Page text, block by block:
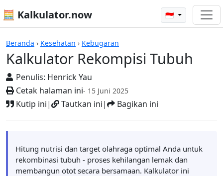
🧮 Kalkulator.now 🇮🇩
Beranda › Kesehatan › Kebugaran
Kalkulator Rekompisi Tubuh
Penulis: Henrick Yau
Cetak halaman ini- 15 Juni 2025
Kutip ini| Tautkan ini| Bagikan ini
Kalkulator-kalkulator
Hitung nutrisi dan target olahraga optimal Anda untuk
rekombinasi tubuh - proses kehilangan lemak dan
membangun otot secara bersamaan. Kalkulator ini